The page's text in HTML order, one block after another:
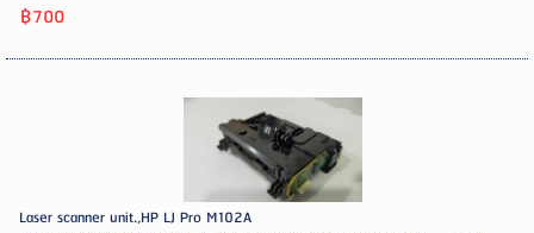
฿700
Laser scanner unit.,HP LJ Pro M102A